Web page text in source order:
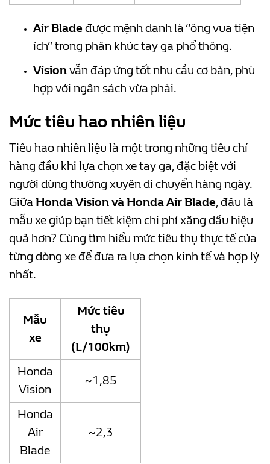
Air Blade được mệnh danh là “ông vua tiện
ích” trong phân khúc tay ga phổ thông.
Visionvẫn đáp ứng tốt nhu cầu cơ bản, phù
hợp với ngân sách vừa phải.
Mức tiêu hao nhiên liệu
Tiêu hao nhiên liệu là một trong những tiêu chí
hàng đầu khi lựa chọn xe tay ga, đặc biệt với
người dùng thường xuyên di chuyển hàng ngày.
Giữa Honda Vision và Honda Air Blade, đâu là
mẫu xe giúp bạn tiết kiệm chi phí xăng dầu hiệu
quả hơn? Cùng tìm hiểu mức tiêu thụ thực tế của
từng dòng xe để đưa ra lựa chọn kinh tế và hợp lý
nhất.
Mẫu
xe
Mức tiêu
thụ
(L/100km)
Honda
Vision
~1,85
Honda
Air
Blade
~2,3